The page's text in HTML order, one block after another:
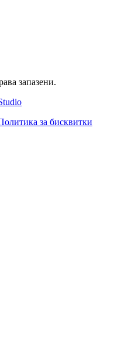
запазени.
за бисквитки